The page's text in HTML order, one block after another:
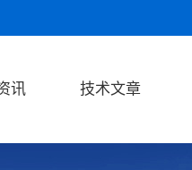
讯 技术文章